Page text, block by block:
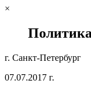
×
г. Санкт-Петербург
07.07.2017 г.